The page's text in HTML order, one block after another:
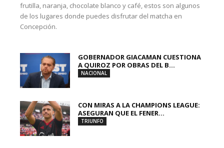
frutilla, naranja, chocolate blanco y café, estos son algunos
de los lugares donde puedes disfrutar del matcha en
Concepción.
GOBERNADOR GIACAMAN CUESTIONA
A QUIROZ POR OBRAS DEL B...
NACIONAL
CON MIRAS A LA CHAMPIONS LEAGUE:
ASEGURAN QUE EL FENER...
TRIUNFO